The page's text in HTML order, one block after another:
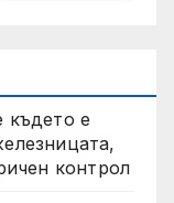
където е
контрол